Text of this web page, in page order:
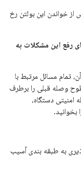
خواندن این بولتن رخ
رفع این مشکلات به
02-05 یا بعد از آن، تمام مسائل مرتبط با
02-05 و تمام سطوح وصله قبلی را برطرف
دستگاه،
بخوانید.
به طبقه بندی آسیب